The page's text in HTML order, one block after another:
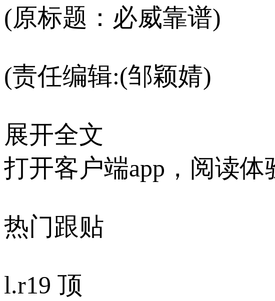
(原标题：必威靠谱)
(责任编辑:(邹颖婧)
展开全文
打开客户端app，阅读体
热门跟贴
l.r19 顶